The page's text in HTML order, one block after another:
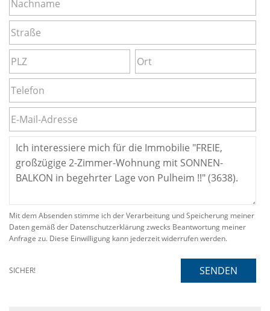
Mit dem Absenden stimme ich der Verarbeitung und Speicherung meiner
Daten gemäß der Datenschutzerklärung zwecks Beantwortung meiner
Anfrage zu. Diese Einwilligung kann jederzeit widerrufen werden.
SICHER! SENDEN